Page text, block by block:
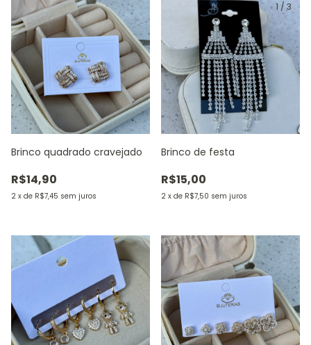
Brinco quadrado cravejado
R$14,90
2 x de R$7,45 sem juros
1 / 3
Brinco de festa
R$15,00
2 x de R$7,50 sem juros